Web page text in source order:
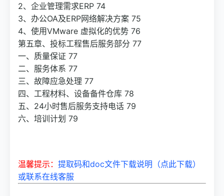
2、企业管理需求ERP 74
3、办公OA及ERP网络解决方案 75
4、使用VMware 虚拟化的优势 76
第五章、投标工程售后服务部分 77
一、质量保证 77
二、服务体系 77
三、故障应急处理 77
四、工程材料、设备备件仓库 78
五、24小时售后服务支持电话 79
六、培训计划 79
温馨提示： 提取码和doc文件下载说明（点此下载）
或联系在线客服